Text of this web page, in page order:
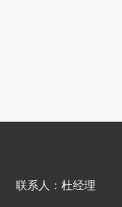
联系人：杜经理